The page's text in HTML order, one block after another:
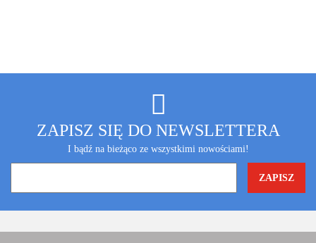
ZAPISZ SIĘ DO NEWSLETTERA
I bądź na bieżąco ze wszystkimi nowościami!